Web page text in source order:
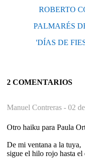
ROBERTO
PALMARÉS
'DÍAS DE
2 COMENTARIOS
Manuel Contreras - 02
Otro haiku para Paula
De mi ventana a la tuya,
sigue el hilo rojo hasta